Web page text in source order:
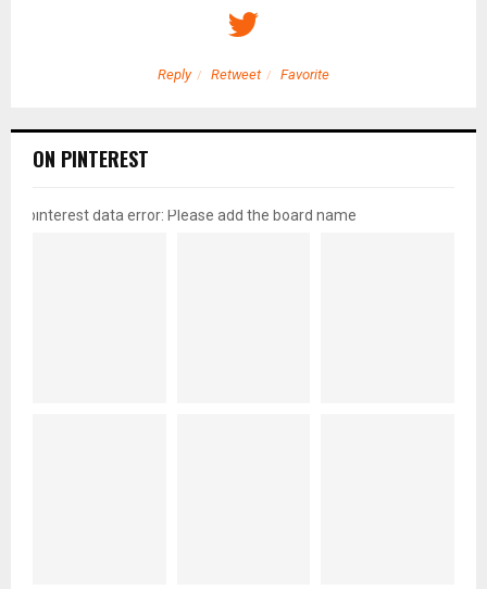
Reply Retweet Favorite
ON PINTEREST
pinterest data error: Please add the board name